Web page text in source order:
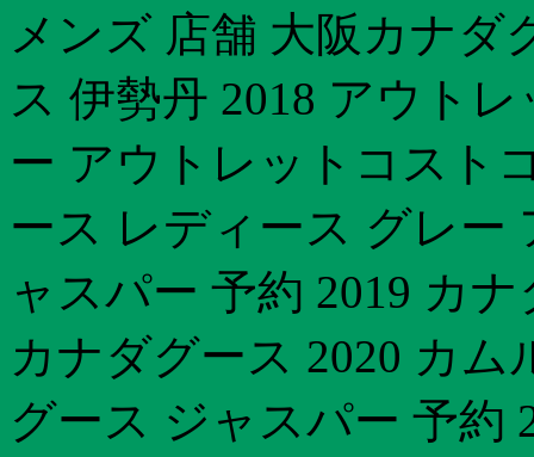
メンズ 店舗 大阪カナダ
ス 伊勢丹 2018 アウト
ー アウトレットコスト
ース レディース グレー
ャスパー 予約 2019 カ
カナダグース 2020 カ
グース ジャスパー 予約